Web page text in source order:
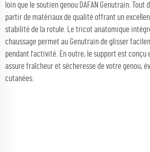
loin que le soutien genou DAFAN Genutrain.
partir de matériaux de qualité offrant un
stabilité de la rotule. Le tricot anatomique
chaussage permet au Genutrain de glisser
pendant l'activité. En outre, le support est conçu
assure fraîcheur et sécheresse de votre genou,
cutanées.